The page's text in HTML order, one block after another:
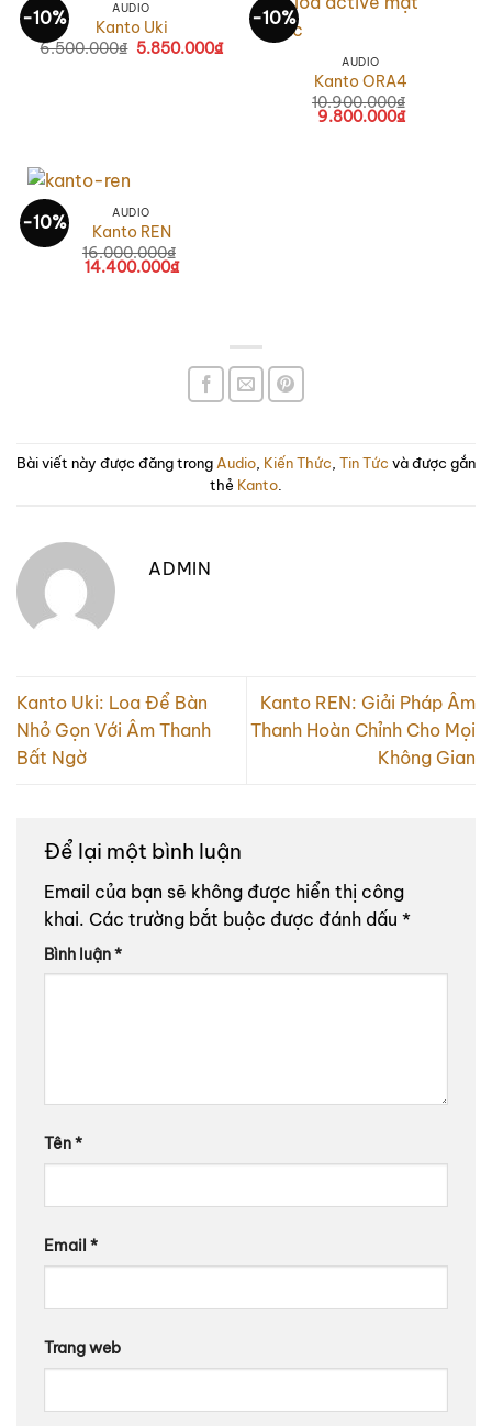
-10% AUDIO
Kanto Uki
6.500.000₫ 5.850.000₫
-10%
AUDIO
Kanto ORA4
10.900.000₫
9.800.000₫
-10% AUDIO
Kanto REN
16.000.000₫
14.400.000₫
Bài viết này được đăng trong Audio Kiến Thức Tin Tức và được gắn
thẻ Kanto
ADMIN
Kanto Uki: Loa Để Bàn
Nhỏ Gọn Với Âm Thanh
Bất Ngờ
Kanto REN: Giải Pháp Âm
Thanh Hoàn Chỉnh Cho Mọi
Không Gian
Để lại một bình luận
Email của bạn sẽ không được hiển thị công
khai. Các trường bắt buộc được đánh dấu *
Bình luận*
Tên*
Email *
Trang web